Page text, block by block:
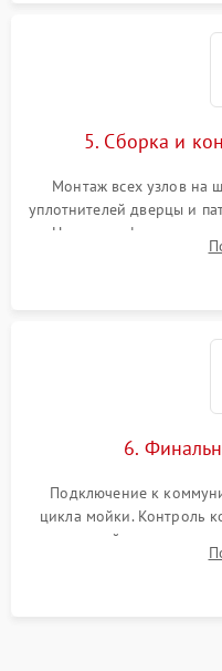
5. Сборка и
Монтаж всех узлов на
уплотнителей дверцы и
Надежная фиксация
сборка корпуса и
6.
Подключение к
цикла мойки. Контроль
до нужной
штатного слива и